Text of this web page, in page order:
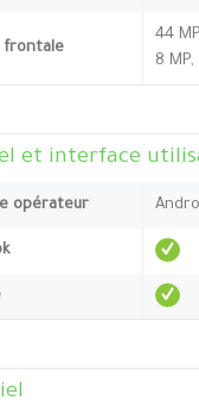
frontale
44
8
et interface
opérateur